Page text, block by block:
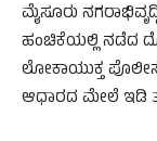
ಮೈಸೂರು
ಹಂಚಿಕೆಯಲ್ಲಿ ನಡೆದ
ಲೋಕಾಯುಕ್ತ
ಆಧಾರದ ಮೇಲೆ ಇಡಿ